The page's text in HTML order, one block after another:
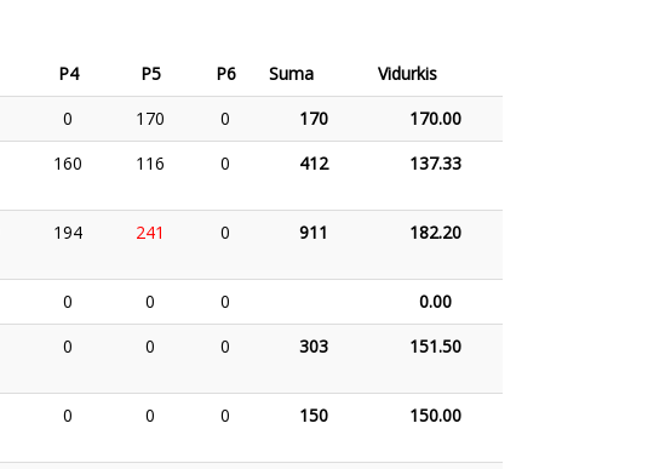
P4 P5 P6 Suma
Vidurkis
0 170 0 170
170.00
160 116 0 412 137.33
194 241 0 911 182.20
0 0 0
0.00
0 0 0 303 151.50
0 0 0 150 150.00